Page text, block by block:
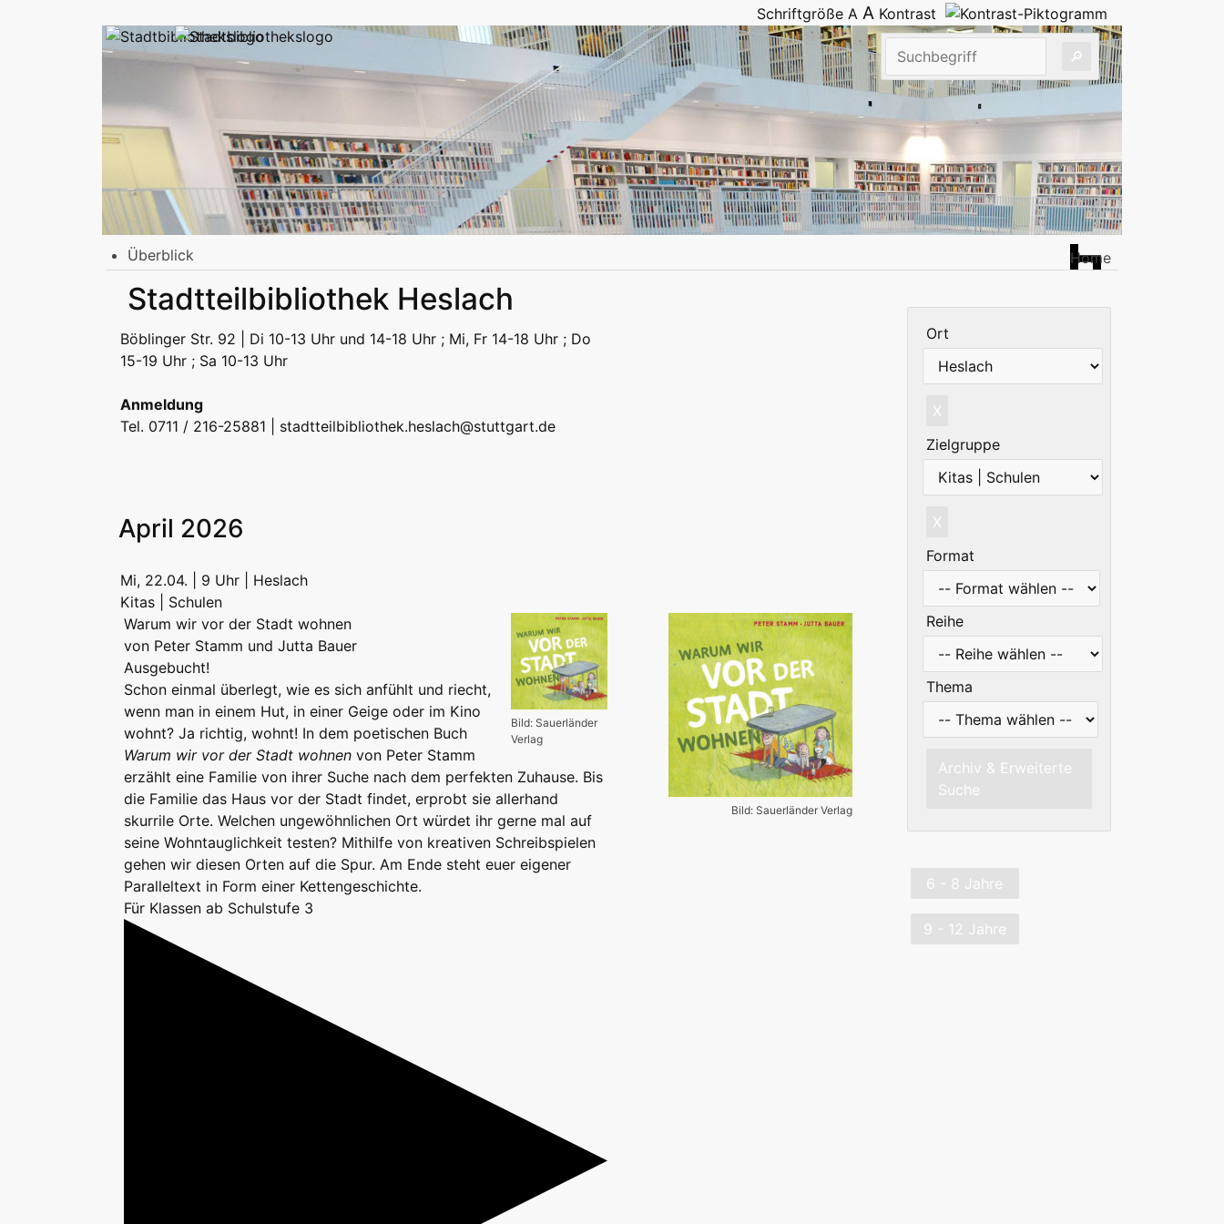
Schriftgröße A A Kontrast
Überblick
Stadtbibliothek am Mailänder Platz
Erwachsene Jugend | Freizeit Kinder | Freizeit Kitas | Schulen
Erwachsene Jugend | Freizeit Kinder | Freizeit Kitas | Schulen Alle
Podcast
Home
Ort
X
Zielgruppe
X
Format
Reihe
Thema
Archiv & Erweiterte
Suche
6 - 8 Jahre
9 - 12 Jahre
Stadtteilbibliothek Heslach
Böblinger Str. 92 | Di 10-13 Uhr und 14-18 Uhr ; Mi, Fr 14-18 Uhr ; Do
15-19 Uhr ; Sa 10-13 Uhr
Anmeldung
Tel. 0711 / 216-25881 | stadtteilbibliothek.heslach@stuttgart.de
April 2026
Mi, 22.04. | 9 Uhr | Heslach
Kitas | Schulen
Bild: Sauerländer
Verlag
Warum wir vor der Stadt wohnen
von Peter Stamm und Jutta Bauer
Ausgebucht!
Schon einmal überlegt, wie es sich anfühlt und riecht,
wenn man in einem Hut, in einer Geige oder im Kino
wohnt? Ja richtig, wohnt! In dem poetischen Buch
Warum wir vor der Stadt wohnenvon Peter Stamm
erzählt eine Familie von ihrer Suche nach dem perfekten Zuhause. Bis
die Familie das Haus vor der Stadt findet, erprobt sie allerhand
skurrile Orte. Welchen ungewöhnlichen Ort würdet ihr gerne mal auf
seine Wohntauglichkeit testen? Mithilfe von kreativen Schreibspielen
gehen wir diesen Orten auf die Spur. Am Ende steht euer eigener
Paralleltext in Form einer Kettengeschichte.
Für Klassen ab Schulstufe 3
Bild: Sauerländer Verlag